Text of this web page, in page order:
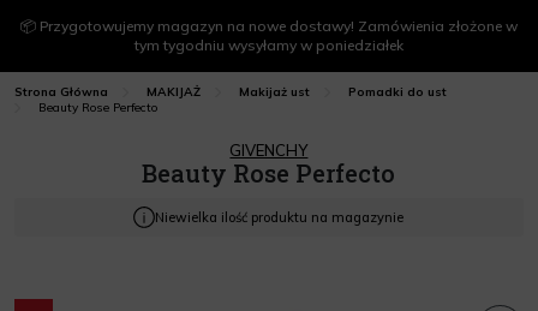
📦 Przygotowujemy magazyn na nowe dostawy! Zamówienia złożone w
tym tygodniu wysyłamy w poniedziałek
Strona Główna MAKIJAŻ Makijaż ust
Pomadki do ust
Beauty Rose Perfecto
GIVENCHY
Beauty Rose Perfecto
Niewielka ilość produktu na magazynie